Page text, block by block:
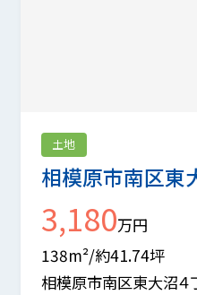
相模原市南区東
土地
3,180万円
138m²/約41.74坪
相模原市南区東大沼４